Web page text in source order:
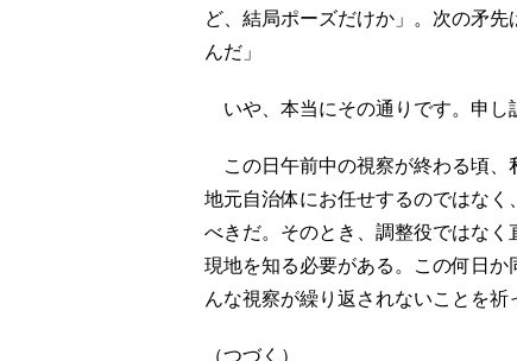
ど、結局ポーズだけか」。次の矛
んだ」
いや、本当にその通りです。申し
この日午前中の視察が終わる頃、
地元自治体にお任せするのではな
べきだ。そのとき、調整役ではな
現地を知る必要がある。この何日
んな視察が繰り返されないことを祈
（つづく）